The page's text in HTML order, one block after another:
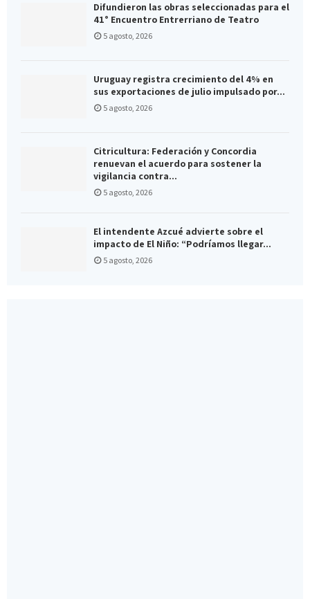
Difundieron las obras seleccionadas para el
41° Encuentro Entrerriano de Teatro
5 agosto, 2026
Uruguay registra crecimiento del 4% en
sus exportaciones de julio impulsado por...
5 agosto, 2026
Citricultura: Federación y Concordia
renuevan el acuerdo para sostener la
vigilancia contra...
5 agosto, 2026
El intendente Azcué advierte sobre el
impacto de El Niño: “Podríamos llegar...
5 agosto, 2026